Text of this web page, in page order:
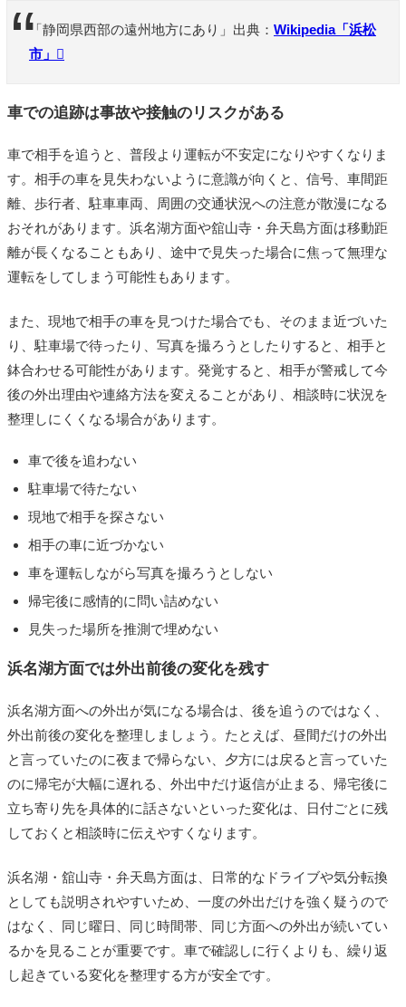
「静岡県西部の遠州地方にあり」出典： Wikipedia「浜松
市」
車での追跡は事故や接触のリスクがある
車で相手を追うと、普段より運転が不安定になりやすくなりま
す。相手の車を見失わないように意識が向くと、信号、車間距
離、歩行者、駐車車両、周囲の交通状況への注意が散漫になる
おそれがあります。浜名湖方面や舘山寺・弁天島方面は移動距
離が長くなることもあり、途中で見失った場合に焦って無理な
運転をしてしまう可能性もあります。
また、現地で相手の車を見つけた場合でも、そのまま近づいた
り、駐車場で待ったり、写真を撮ろうとしたりすると、相手と
鉢合わせる可能性があります。発覚すると、相手が警戒して今
後の外出理由や連絡方法を変えることがあり、相談時に状況を
整理しにくくなる場合があります。
車で後を追わない
駐車場で待たない
現地で相手を探さない
相手の車に近づかない
車を運転しながら写真を撮ろうとしない
帰宅後に感情的に問い詰めない
見失った場所を推測で埋めない
浜名湖方面では外出前後の変化を残す
浜名湖方面への外出が気になる場合は、後を追うのではなく、
外出前後の変化を整理しましょう。たとえば、昼間だけの外出
と言っていたのに夜まで帰らない、夕方には戻ると言っていた
のに帰宅が大幅に遅れる、外出中だけ返信が止まる、帰宅後に
立ち寄り先を具体的に話さないといった変化は、日付ごとに残
しておくと相談時に伝えやすくなります。
浜名湖・舘山寺・弁天島方面は、日常的なドライブや気分転換
としても説明されやすいため、一度の外出だけを強く疑うので
はなく、同じ曜日、同じ時間帯、同じ方面への外出が続いてい
るかを見ることが重要です。車で確認しに行くよりも、繰り返
し起きている変化を整理する方が安全です。